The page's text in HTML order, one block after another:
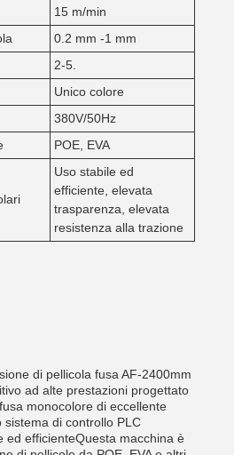
15 m/min
0.2 mm -1 mm
2-5.
Unico colore
380V/50Hz
POE, EVA
Uso stabile ed
efficiente, elevata
trasparenza, elevata
resistenza alla trazione
di pellicola fusa AF-2400mm
ad alte prestazioni progettato
monocolore di eccellente
di controllo PLC
ed efficienteQuesta macchina è